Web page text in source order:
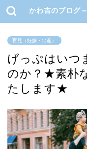
かわ吉のブログ
育児（妊娠・出産）
げっぷはいつ
のか？★素朴
たします★